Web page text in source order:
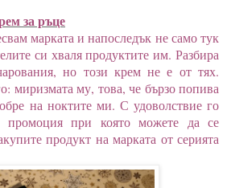
за ръце
марката и напоследък не само тук
си хваля продуктите им. Разбира
но този крем не е от тях.
миризмата му, това, че бързо попива
на ноктите ми. С удоволствие го
промоция при която можете да се
продукт на марката от серията